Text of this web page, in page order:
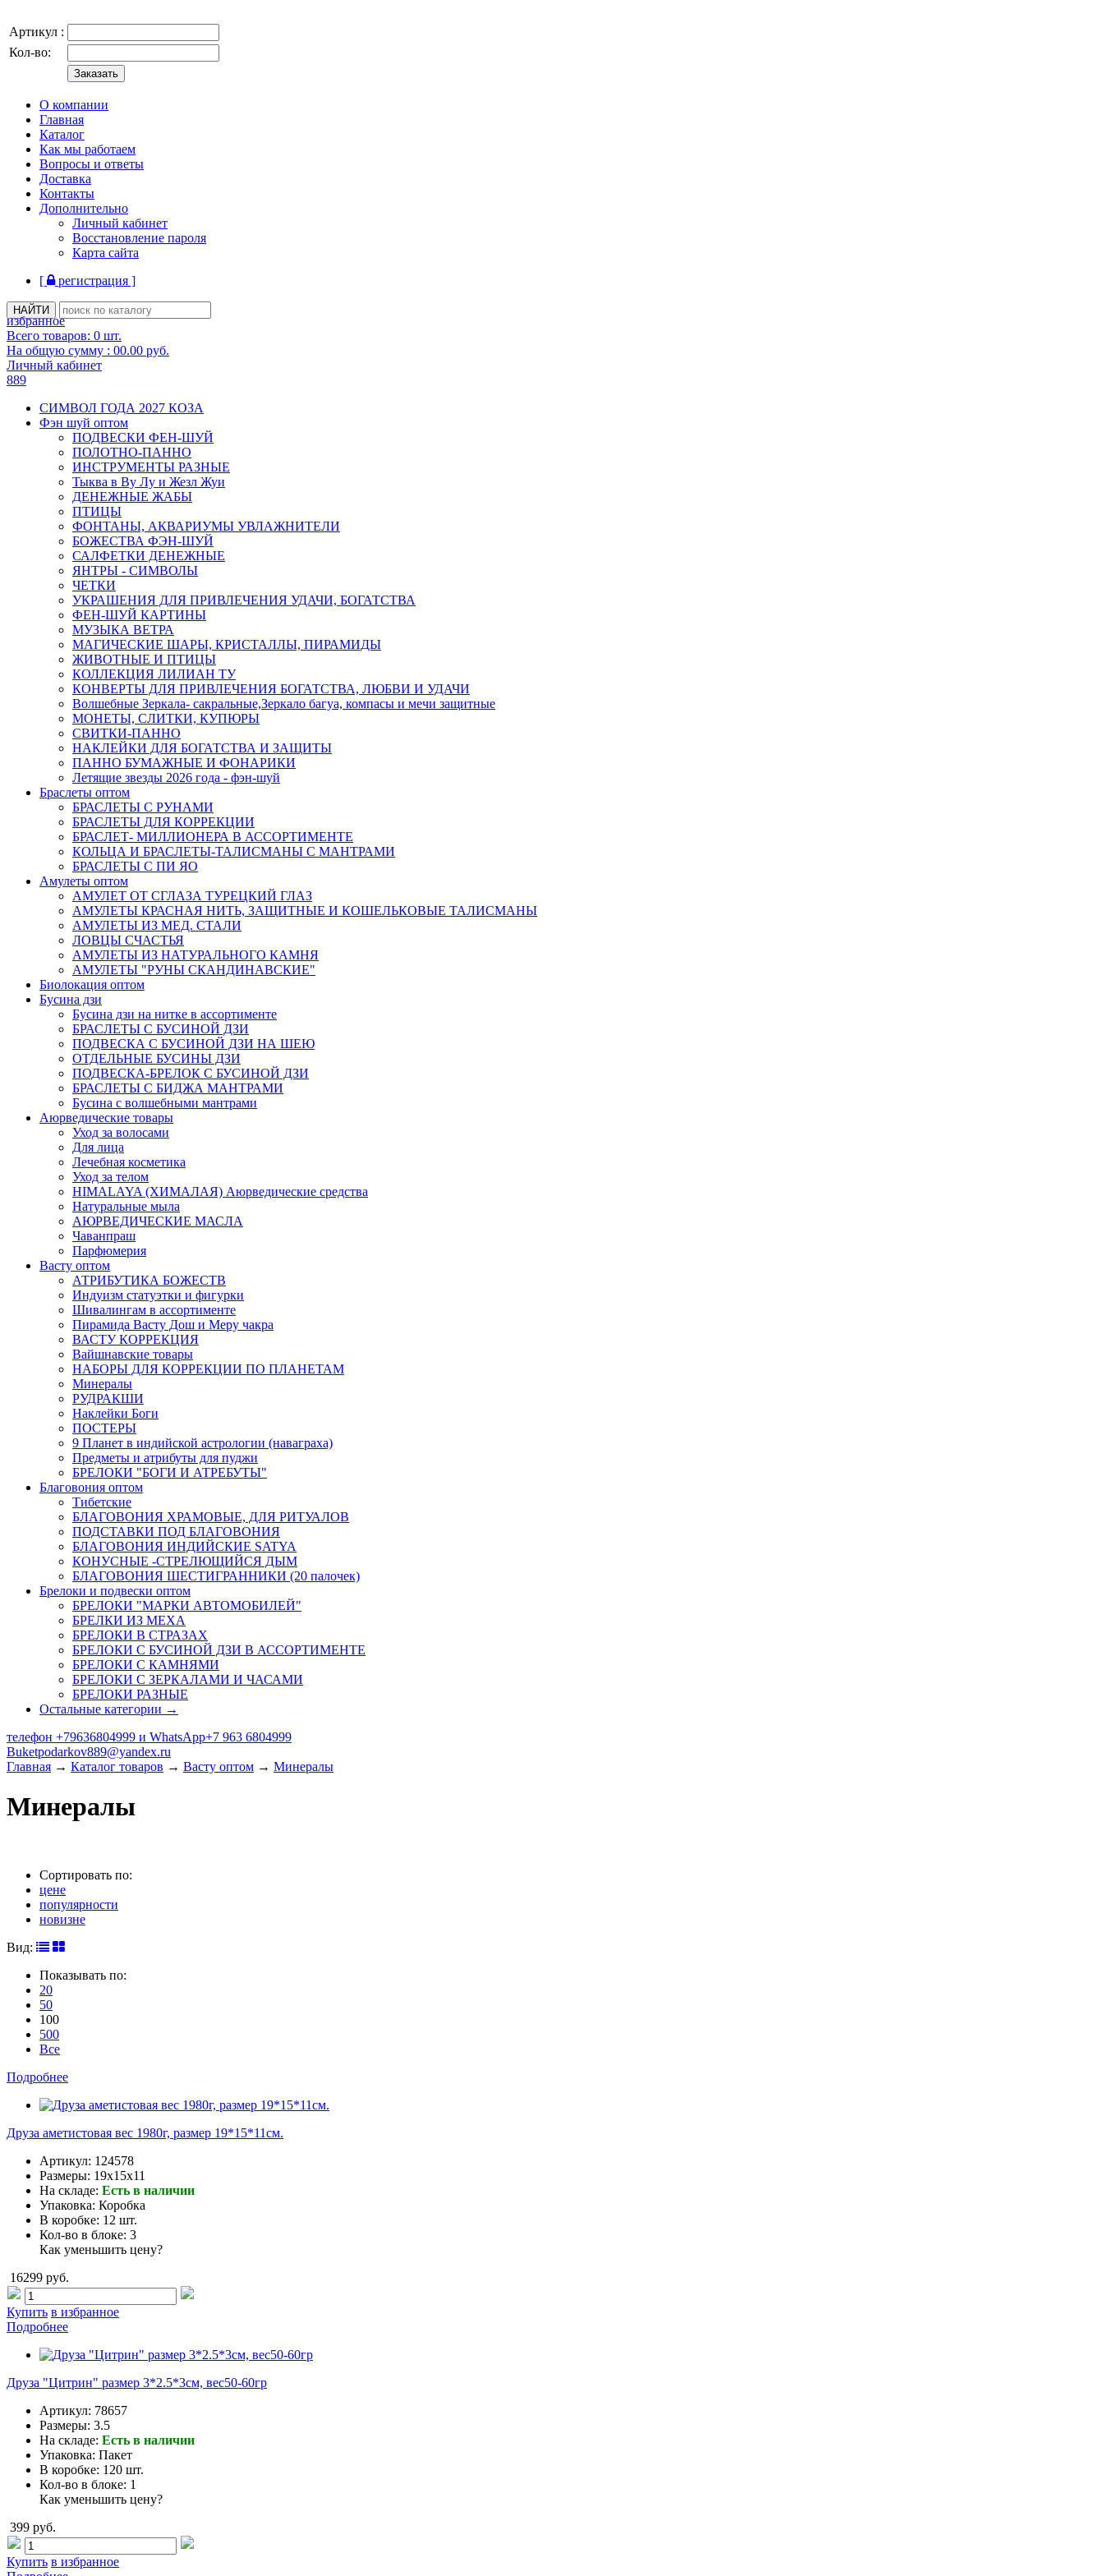
Артикул :
Кол-во:
О компании
Главная
Каталог
Как мы работаем
Вопросы и ответы
Доставка
Контакты
Дополнительно
Личный кабинет
Восстановление пароля
Карта сайта
[
регистрация ]
избранное
Всего товаров: 0 шт.
На общую сумму : 00.00 руб.
Личный кабинет
889
СИМВОЛ ГОДА 2027 КОЗА
Фэн шуй оптом
ПОДВЕСКИ ФЕН-ШУЙ
ПОЛОТНО-ПАННО
ИНСТРУМЕНТЫ РАЗНЫЕ
Тыква в Ву Лу и Жезл Жуи
ДЕНЕЖНЫЕ ЖАБЫ
ПТИЦЫ
ФОНТАНЫ, АКВАРИУМЫ УВЛАЖНИТЕЛИ
БОЖЕСТВА ФЭН-ШУЙ
САЛФЕТКИ ДЕНЕЖНЫЕ
ЯНТРЫ - СИМВОЛЫ
ЧЕТКИ
УКРАШЕНИЯ ДЛЯ ПРИВЛЕЧЕНИЯ УДАЧИ, БОГАТСТВА
ФЕН-ШУЙ КАРТИНЫ
МУЗЫКА ВЕТРА
МАГИЧЕСКИЕ ШАРЫ, КРИСТАЛЛЫ, ПИРАМИДЫ
ЖИВОТНЫЕ И ПТИЦЫ
КОЛЛЕКЦИЯ ЛИЛИАН ТУ
КОНВЕРТЫ ДЛЯ ПРИВЛЕЧЕНИЯ БОГАТСТВА, ЛЮБВИ И УДАЧИ
Волшебные Зеркала- сакральные,Зеркало багуа, компасы и мечи защитные
МОНЕТЫ, СЛИТКИ, КУПЮРЫ
СВИТКИ-ПАННО
НАКЛЕЙКИ ДЛЯ БОГАТСТВА И ЗАЩИТЫ
ПАННО БУМАЖНЫЕ И ФОНАРИКИ
Летящие звезды 2026 года - фэн-шуй
Браслеты оптом
БРАСЛЕТЫ С РУНАМИ
БРАСЛЕТЫ ДЛЯ КОРРЕКЦИИ
БРАСЛЕТ- МИЛЛИОНЕРА В АССОРТИМЕНТЕ
КОЛЬЦА И БРАСЛЕТЫ-ТАЛИСМАНЫ С МАНТРАМИ
БРАСЛЕТЫ С ПИ ЯО
Амулеты оптом
АМУЛЕТ ОТ СГЛАЗА ТУРЕЦКИЙ ГЛАЗ
АМУЛЕТЫ КРАСНАЯ НИТЬ, ЗАЩИТНЫЕ И КОШЕЛЬКОВЫЕ ТАЛИСМАНЫ
АМУЛЕТЫ ИЗ МЕД. СТАЛИ
ЛОВЦЫ СЧАСТЬЯ
АМУЛЕТЫ ИЗ НАТУРАЛЬНОГО КАМНЯ
АМУЛЕТЫ "РУНЫ СКАНДИНАВСКИЕ"
Биолокация оптом
Бусина дзи
Бусина дзи на нитке в ассортименте
БРАСЛЕТЫ С БУСИНОЙ ДЗИ
ПОДВЕСКА С БУСИНОЙ ДЗИ НА ШЕЮ
ОТДЕЛЬНЫЕ БУСИНЫ ДЗИ
ПОДВЕСКА-БРЕЛОК С БУСИНОЙ ДЗИ
БРАСЛЕТЫ С БИДЖА МАНТРАМИ
Бусина с волшебными мантрами
Аюрведические товары
Уход за волосами
Для лица
Лечебная косметика
Уход за телом
HIMALAYA (ХИМАЛАЯ) Аюрведические средства
Натуральные мыла
АЮРВЕДИЧЕСКИЕ МАСЛА
Чаванпраш
Парфюмерия
Васту оптом
АТРИБУТИКА БОЖЕСТВ
Индуизм статуэтки и фигурки
Шивалингам в ассортименте
Пирамида Васту Дош и Меру чакра
ВАСТУ КОРРЕКЦИЯ
Вайшнавские товары
НАБОРЫ ДЛЯ КОРРЕКЦИИ ПО ПЛАНЕТАМ
Минералы
РУДРАКШИ
Наклейки Боги
ПОСТЕРЫ
9 Планет в индийской астрологии (наваграха)
Предметы и атрибуты для пуджи
БРЕЛОКИ "БОГИ И АТРЕБУТЫ"
Благовония оптом
Тибетские
БЛАГОВОНИЯ ХРАМОВЫЕ, ДЛЯ РИТУАЛОВ
ПОДСТАВКИ ПОД БЛАГОВОНИЯ
БЛАГОВОНИЯ ИНДИЙСКИЕ SATYA
КОНУСНЫЕ -СТРЕЛЮЩИЙСЯ ДЫМ
БЛАГОВОНИЯ ШЕСТИГРАННИКИ (20 палочек)
Брелоки и подвески оптом
БРЕЛОКИ "МАРКИ АВТОМОБИЛЕЙ"
БРЕЛКИ ИЗ МЕХА
БРЕЛОКИ В СТРАЗАХ
БРЕЛОКИ С БУСИНОЙ ДЗИ В АССОРТИМЕНТЕ
БРЕЛОКИ С КАМНЯМИ
БРЕЛОКИ С ЗЕРКАЛАМИ И ЧАСАМИ
БРЕЛОКИ РАЗНЫЕ
Остальные категории →
телефон +79636804999 и WhatsApp+7 963 6804999
Buketpodarkov889@yandex.ru
Главная → Каталог товаров → Васту оптом → Минералы
Минералы
Сортировать по:
цене
популярности
новизне
Вид:
Показывать по:
20
50
100
500
Все
Подробнее
Друза аметистовая вес 1980г, размер 19*15*11см.
Артикул: 124578
Размеры: 19x15x11
На складе: Есть в наличии
Упаковка: Коробка
В коробке: 12 шт.
Кол-во в блоке: 3
Как уменьшить цену?
16299 руб.
Купить в избранное
Подробнее
Друза "Цитрин" размер 3*2.5*3см, вес50-60гр
Артикул: 78657
Размеры: 3.5
На складе: Есть в наличии
Упаковка: Пакет
В коробке: 120 шт.
Кол-во в блоке: 1
Как уменьшить цену?
399 руб.
Купить в избранное